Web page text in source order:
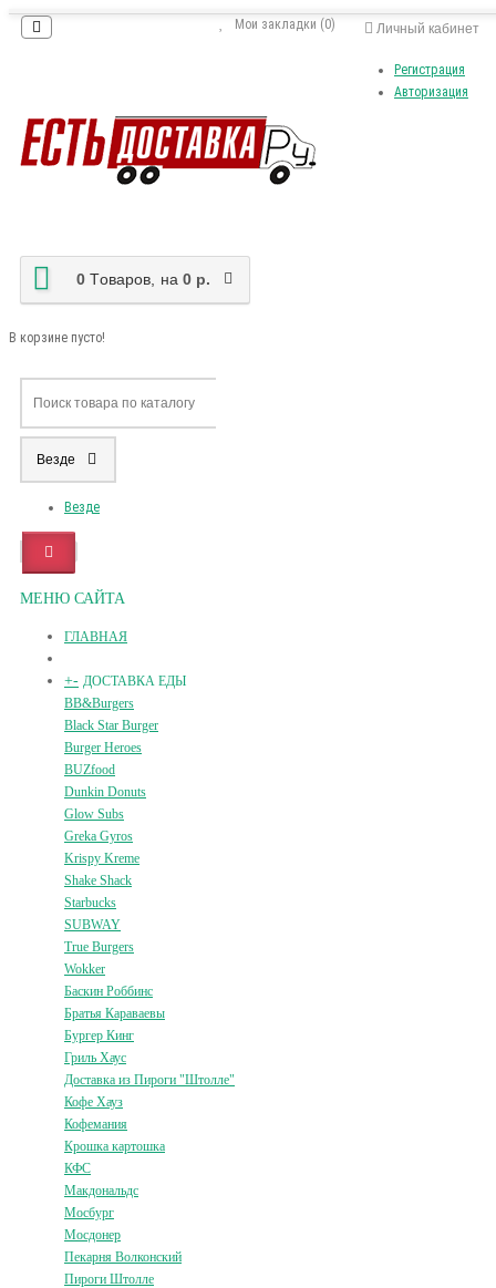
Личный кабинет
Регистрация
Авторизация
Мои закладки (0)
0 Tоваров, на 0 р.
В корзине пусто!
Везде
Везде
МЕНЮ САЙТА
ГЛАВНАЯ
+- ДОСТАВКА ЕДЫ
BB&Burgers
Black Star Burger
Burger Heroes
BUZfood
Dunkin Donuts
Glow Subs
Greka Gyros
Krispy Kreme
Shake Shack
Starbucks
SUBWAY
True Burgers
Wokker
Баскин Роббинс
Братья Караваевы
Бургер Кинг
Гриль Хаус
Доставка из Пироги "Штолле"
Кофе Хауз
Кофемания
Крошка картошка
КФС
Макдональдс
Мосбург
Мосдонер
Пекарня Волконский
Пироги Штолле